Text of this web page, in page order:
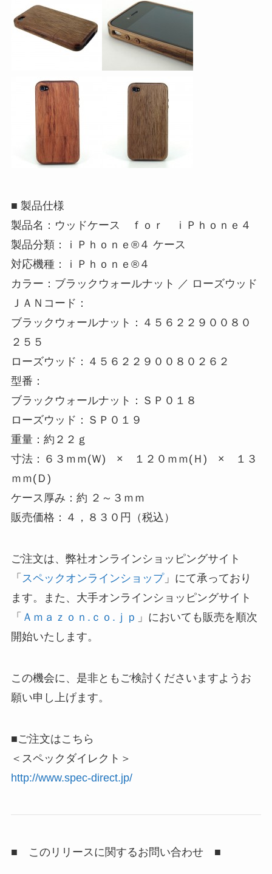
■ 製品仕様
製品名：ウッドケース ｆｏｒ ｉＰｈｏｎｅ４
製品分類：ｉＰｈｏｎｅ®４ ケース
対応機種：ｉＰｈｏｎｅ®４
カラー：ブラックウォールナット ／ ローズウッド
ＪＡＮコード：
ブラックウォールナット：４５６２２９００８０
２５５
ローズウッド：４５６２２９００８０２６２
型番：
ブラックウォールナット：ＳＰ０１８
ローズウッド：ＳＰ０１９
重量：約２２ｇ
寸法：６３ｍｍ(Ｗ) × １２０ｍｍ(Ｈ) × １３
ｍｍ(Ｄ)
ケース厚み：約 ２～３ｍｍ
販売価格：４，８３０円（税込）
ご注文は、弊社オンラインショッピングサイト
「 スペックオンラインショップ」にて承っており
ます。また、大手オンラインショッピングサイト
「 Ａｍａｚｏｎ.ｃｏ.ｊｐ 」においても販売を順次
開始いたします。
この機会に、是非ともご検討くださいますようお
願い申し上げます。
■ご注文はこちら
＜スペックダイレクト＞
http://www.spec-direct.jp/
■ このリリースに関するお問い合わせ ■